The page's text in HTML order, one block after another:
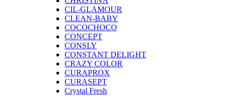
CIL-GLAMOUR
CLEAN-BABY
COCOCHOCO
CONCEPT
CONSLY
CONSTANT DELIGHT
CRAZY COLOR
CURAPROX
CURASEPT
Crystal Fresh